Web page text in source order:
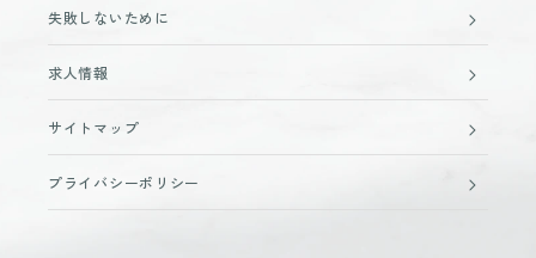
失敗しないために
求人情報
サイトマップ
プライバシーポリシー